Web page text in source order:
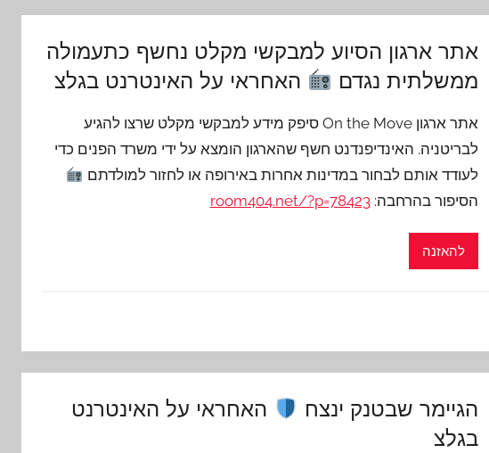
אתר ארגון הסיוע למבקשי מקלט נחשף כתעמולה
ממשלתית נגדם
האחראי על האינטרנט בגלצ
אתר ארגון On the Move סיפק מידע למבקשי מקלט שרצו להגיע
לבריטניה. האינדיפנדנט חשף שהארגון הומצא על ידי משרד הפנים כדי
לעודד אותם לבחור במדינות אחרות באירופה או לחזור למולדתם
הסיפור בהרחבה:room404.net/?p=78423
להאזנה
הגיימר שבטנק ינצח
האחראי על האינטרנט
בגלצ